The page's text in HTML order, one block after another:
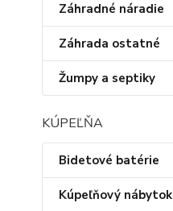
Záhradné náradie
Záhrada ostatné
Žumpy a septiky
KÚPEĽŇA
Bidetové batérie
Kúpeľňový nábytok